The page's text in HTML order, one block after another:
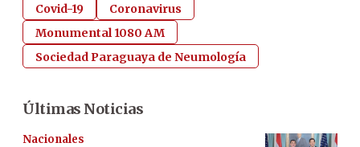
Covid-19
Coronavirus
Monumental 1080 AM
Sociedad Paraguaya de Neumología
Últimas Noticias
Nacionales